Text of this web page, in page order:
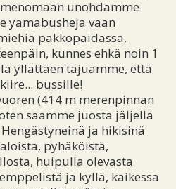
unohdamme
yamabusheja vaan
pakkopaidassa.
kunnes ehkä noin 1
yllättäen tajuamme, että
bussille!
(414 m merenpinnan
saamme juosta jäljellä
ja hikisinä
pyhäköistä,
huipulla olevasta
ja kyllä, kaikessa